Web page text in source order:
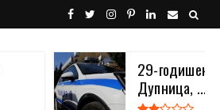
29-годишен
Дупница, ...